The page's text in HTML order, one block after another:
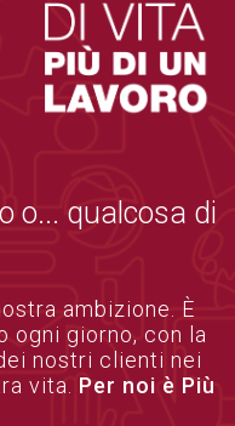
o... qualcosa di
ambizione. È
ogni giorno, con la
nostri clienti nei
vita. Per noi è Più